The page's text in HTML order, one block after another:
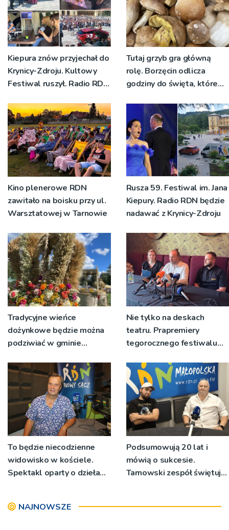
Kiepura znów przyjechał do
Krynicy-Zdroju. Kultowy
Festiwal ruszył. Radio RDN
żywo [ZDJĘCIA]
Tutaj grzyb gra główną
rolę. Borzęcin odlicza
godziny do święta, które
pokoleń
Kino plenerowe RDN
zawitało na boisku przy ul.
Warsztatowej w Tarnowie
Rusza 59. Festiwal im. Jana
Kiepury. Radio RDN będzie
nadawać z Krynicy-Zdroju
Tradycyjne wieńce
dożynkowe będzie można
podziwiać w gminie
Nie tylko na deskach
teatru. Prapremiery
tegorocznego festiwalu
niecodziennych
okolicznościach
To będzie niecodzienne
widowisko w kościele.
Spektakl oparty o dzieła
Podsumowują 20 lat i
mówią o sukcesie.
Tarnowski zespół świętuje
NAJNOWSZE